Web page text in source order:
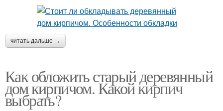
читать дальше →
Как обложить старый деревянный
дом кирпичом. Какой кирпич
выбрать?